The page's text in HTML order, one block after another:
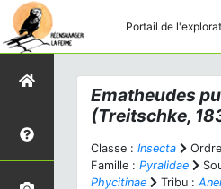
Portail de
Ematheudes
(Treitschke,
Classe : Insecta
Famille : Pyralidae
Phycitinae
Tribu :